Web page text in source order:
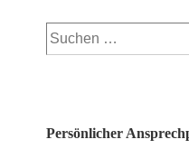
Suchen
nach:
Persönlicher